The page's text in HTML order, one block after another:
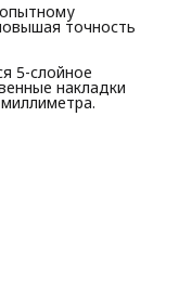
точность
5-слойное
накладки